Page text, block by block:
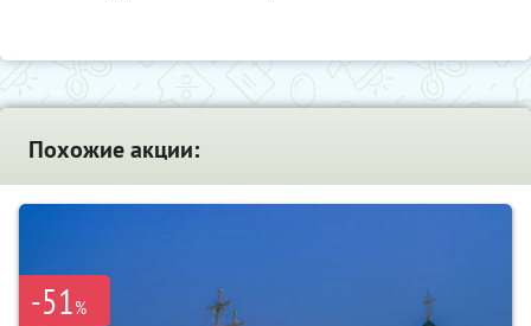
Похожие акции:
-51%